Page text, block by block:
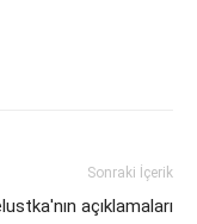
Sonraki İçerik
açıklamaları